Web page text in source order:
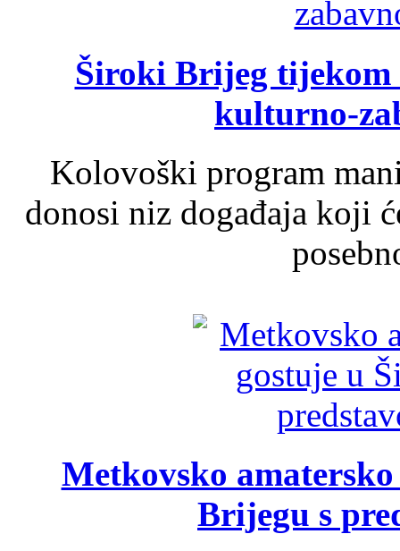
Široki Brijeg tijekom
kulturno-
Kolovoški program
donosi niz događaja koji
Metkovsko
Brijegu s